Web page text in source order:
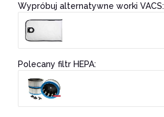
Wypróbuj alternatywne worki VACS:
Polecany filtr HEPA: